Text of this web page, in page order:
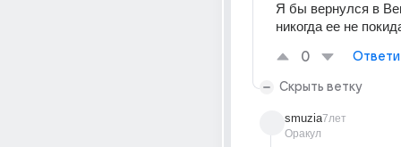
Я бы вернулся в
никогда ее не
0
Скрыть ветку
smuzia
Оракул
7лет